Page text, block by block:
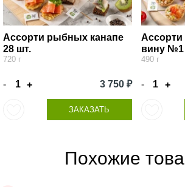
Ассорти рыбных канапе
28 шт.
720 г
- + 3 750 ₽
ЗАКАЗАТЬ
Ассорти
вину №1
490 г
- +
Похожие